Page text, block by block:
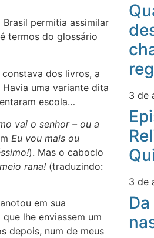
permitia assimilar
termos do glossário
dos livros, a
uma variante dita
escola…
vai o senhor – ou a
Eu vou mais ou
). Mas o caboclo
rana! (traduzindo:
em sua
lhe enviassem um
depois, num de meus
3 de
3 de